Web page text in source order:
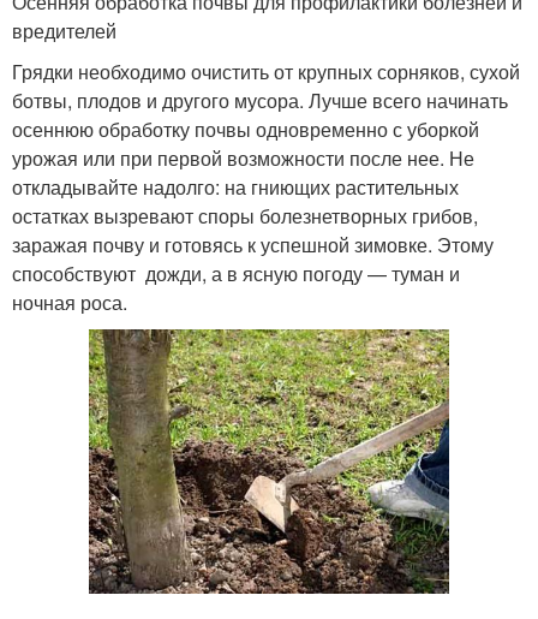
вредителей
Грядки необходимо очистить от крупных сорняков, сухой
ботвы, плодов и другого мусора. Лучше всего начинать
осеннюю обработку почвы одновременно с уборкой
урожая или при первой возможности после нее. Не
откладывайте надолго: на гниющих растительных
остатках вызревают споры болезнетворных грибов,
заражая почву и готовясь к успешной зимовке. Этому
способствуют дожди, а в ясную погоду — туман и
ночная роса.